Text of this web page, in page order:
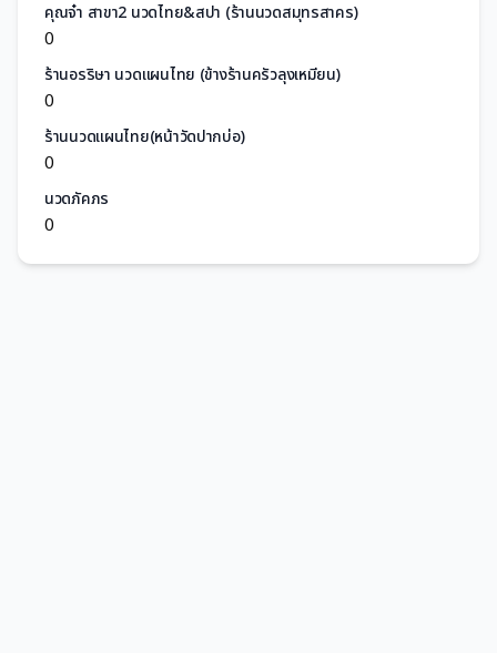
คุณจ๋า สาขา2 นวดไทย&สปา (ร้านนวดสมุทรสาคร)
0
ร้านอรริษา นวดแผนไทย (ข้างร้านครัวลุงเหมียน)
0
ร้านนวดแผนไทย(หน้าวัดปากบ่อ)
0
นวดภัคภร
0